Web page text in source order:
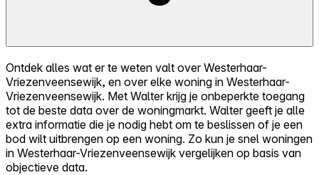
Ontdek alles wat er te weten valt over Westerhaar-
Vriezenveensewijk, en over elke woning in Westerhaar-
Vriezenveensewijk. Met Walter krijg je onbeperkte toegang
tot de beste data over de woningmarkt. Walter geeft je alle
extra informatie die je nodig hebt om te beslissen of je een
bod wilt uitbrengen op een woning. Zo kun je snel woningen
in Westerhaar-Vriezenveensewijk vergelijken op basis van
objectieve data.